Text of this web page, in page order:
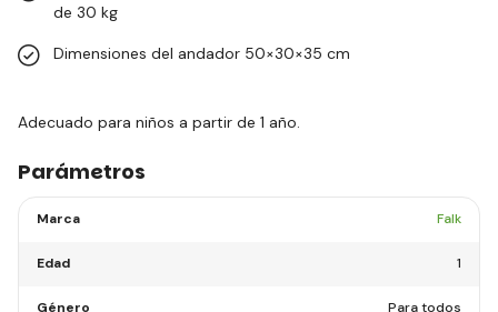
de 30 kg
Dimensiones del andador 50×30×35 cm
Adecuado para niños a partir de 1 año.
Parámetros
Marca Falk
Edad 1
Género Para todos